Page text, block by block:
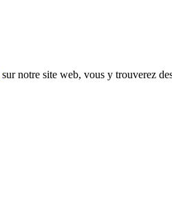
sur notre site web, vous y trouverez